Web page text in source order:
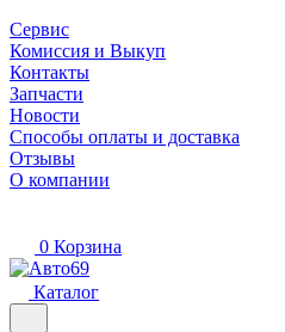
Сервис
Комиссия и Выкуп
Контакты
Запчасти
Новости
Способы оплаты и доставка
Отзывы
О компании
0 Корзина
Каталог